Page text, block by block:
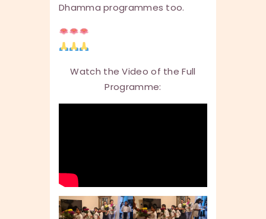
Dhamma programmes too.
Watch the Video of the Full
Programme: